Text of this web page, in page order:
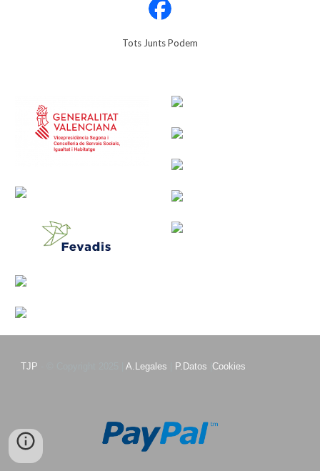
Tots Junts Podem
TJP - © Copyright 2025 |A.Legales P.Datos |Cookies